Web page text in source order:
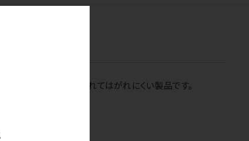
場所にもしっかり貼れてはがれにくい製品です。